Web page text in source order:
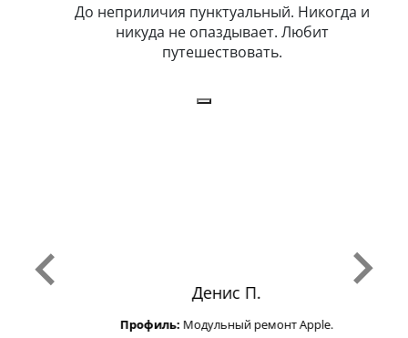
До неприличия пунктуальный. Никогда и
никуда не опаздывает. Любит
путешествовать.
Денис П.
Профиль:Модульный ремонт Apple.